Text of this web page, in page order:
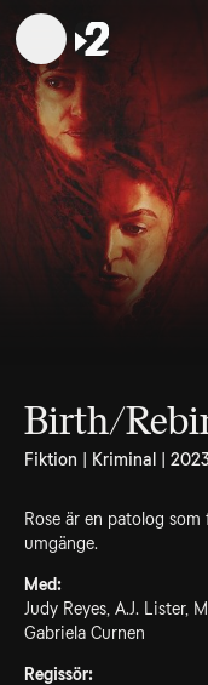
Birth/
Fiktion | Kriminal |
Rose är en patolog
umgänge.
Med:
Judy Reyes, A.J. Lister,
Gabriela Curnen
Regissör: